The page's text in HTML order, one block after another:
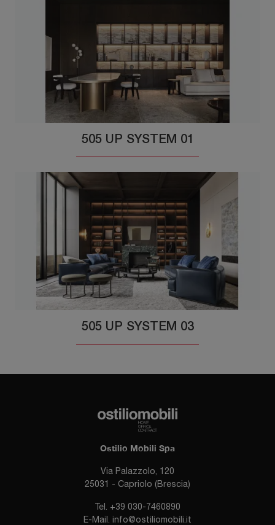
505 UP SYSTEM 01
505 UP SYSTEM 03
Ostilio Mobili Spa
Via Palazzolo, 120
25031 - Capriolo (Brescia)
Tel. +39 030-7460890
E-Mail. info@ostiliomobili.it